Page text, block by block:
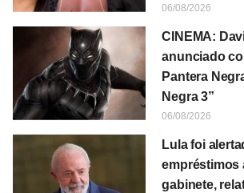
06/08/2026
CINEMA:
anunciado
Pantera
Negra 3”
06/08/2026
Lula foi
empréstimos
gabinete,